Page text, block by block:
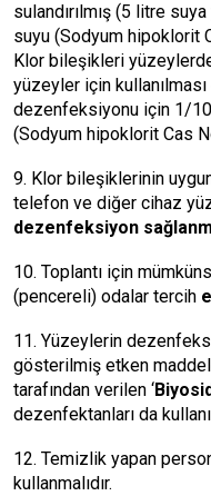
sulandırılmış (5 litre
suyu (Sodyum hipoklorit
Klor bileşikleri
yüzeyler için
dezenfeksiyonu için 1/10
(Sodyum hipoklorit Cas
9. Klor bileşiklerinin
telefon ve diğer cihaz
dezenfeksiyon
10. Toplantı için
(pencereli) odalar tercih
11. Yüzeylerin
gösterilmiş etken
tarafından verilen ‘
dezenfektanları da
12. Temizlik yapan
kullanmalıdır.